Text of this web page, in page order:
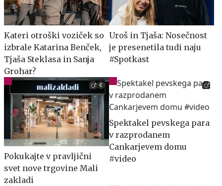
Kateri otroški voziček so
izbrale Katarina Benček,
Tjaša Steklasa in Sanja
Grohar?
Uroš in Tjaša: Nosečnost
je presenetila tudi naju
#Spotkast
Pokukajte v pravljični
svet nove trgovine Mali
zakladi
Spektakel pevskega para
v razprodanem
Cankarjevem domu
#video